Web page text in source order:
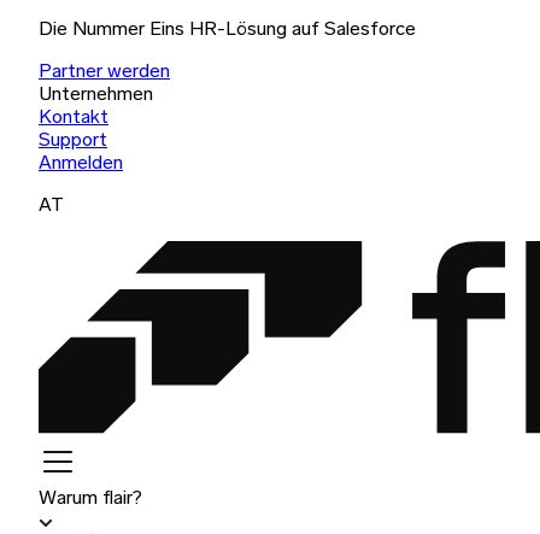
Die Nummer Eins HR-Lösung auf Salesforce
Partner werden
Unternehmen
Kontakt
Support
Anmelden
AT
Warum flair?